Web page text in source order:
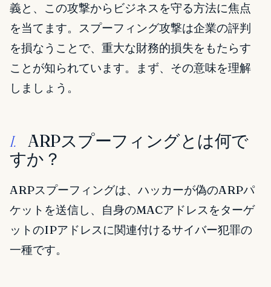
義と、この攻撃からビジネスを守る方法に焦点
を当てます。スプーフィング攻撃は企業の評判
を損なうことで、重大な財務的損失をもたらす
ことが知られています。まず、その意味を理解
しましょう。
I.
ARPスプーフィングとは何で
すか？
ARPスプーフィングは、ハッカーが偽のARPパ
ケットを送信し、自身のMACアドレスをターゲ
ットのIPアドレスに関連付けるサイバー犯罪の
一種です。